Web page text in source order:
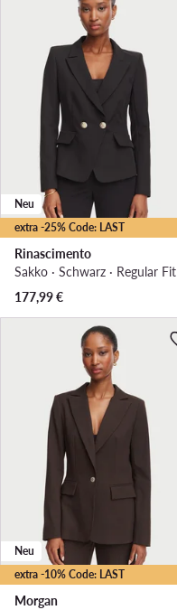
extra -25% Code: LAST
Neu
Rinascimento
Sakko · Schwarz · Regular Fit
177,99€
extra -10% Code: LAST
Neu
Morgan